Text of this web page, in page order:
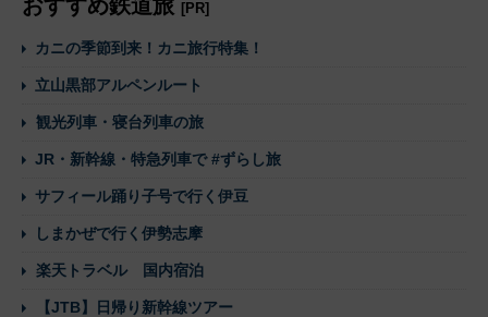
おすすめ鉄道旅 [PR]
カニの季節到来！カニ旅行特集！
立山黒部アルペンルート
観光列車・寝台列車の旅
JR・新幹線・特急列車で #ずらし旅
サフィール踊り子号で行く伊豆
しまかぜで行く伊勢志摩
楽天トラベル 国内宿泊
【JTB】日帰り新幹線ツアー